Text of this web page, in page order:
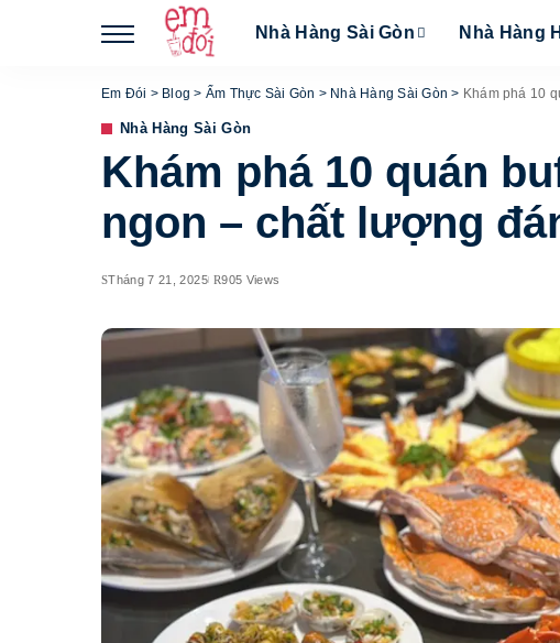
Nhà Hàng Sài Gòn Nhà Hàng
Em Đói > Blog > Ẩm Thực Sài Gòn > Nhà Hàng Sài Gòn > Khám phá 10
Nhà Hàng Sài Gòn
Khám phá 10 quán
ngon – chất lượng
Tháng 7 21, 2025 905 Views